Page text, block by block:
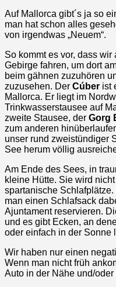
Auf Mallorca gibt´s ja so
man hat schon alles
von irgendwas „Neuem“.
So kommt es vor, dass
Gebirge fahren, um dort
beim gähnen zuzuhören
zuzusehen. Der Cúber ist
Mallorca. Er liegt im
Trinkwasserstausee auf
zweite Stausee, der Gorg
zum anderen
unser rund zweistündiger
See herum völlig
Am Ende des Sees, in
kleine Hütte. Sie wird
spartanische
man einen Schlafsack
Ajuntament reservieren.
und es gibt Ecken, an
oder einfach in der Sonne
Wir haben nur einen
Wenn man nicht früh
Auto in der Nähe und/